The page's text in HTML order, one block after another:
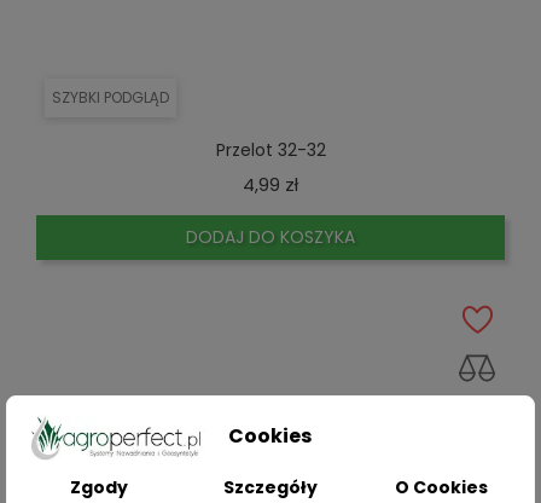
SZYBKI PODGLĄD
Przelot 32-32
4,99 złCena
DODAJ DO KOSZYKA
Cookies
Zgody Szczegóły O Cookies